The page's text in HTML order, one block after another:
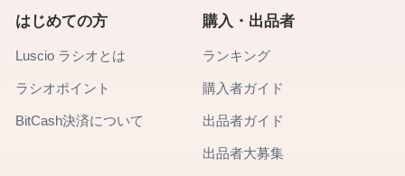
はじめての方
Luscio ラシオとは
ラシオポイント
BitCash決済について
購入・出品者
ランキング
購入者ガイド
出品者ガイド
出品者大募集